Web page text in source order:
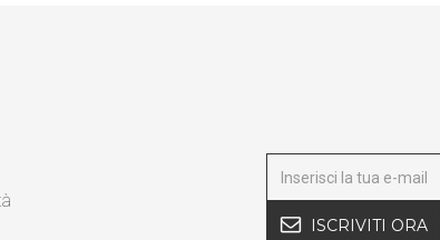
ISCRIVITI ORA